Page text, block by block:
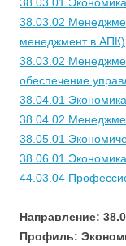
38.03.02
менеджмент в АПК)
38.03.02
обеспечение
38.04.01 Экономика
38.04.02
38.05.01
38.06.01 Экономика
44.03.04
Направление:
Профиль: